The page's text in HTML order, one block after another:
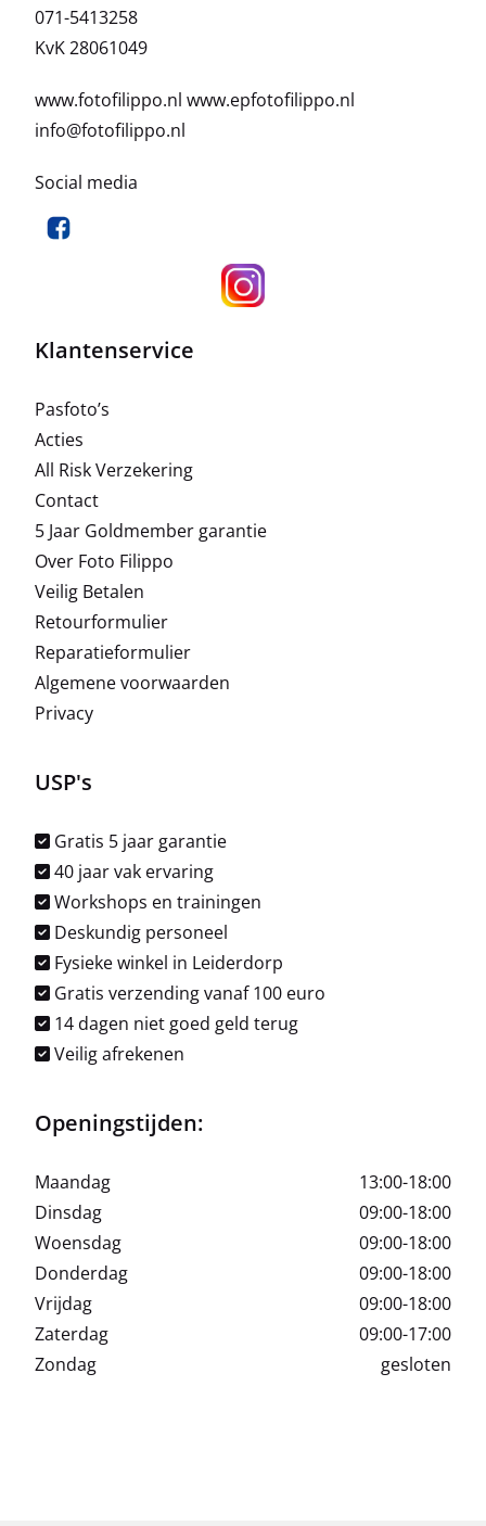
071-5413258
KvK 28061049
www.fotofilippo.nlwww.epfotofilippo.nl
info@fotofilippo.nl
Social media
Klantenservice
Pasfoto’s
Acties
All Risk Verzekering
Contact
5 Jaar Goldmember garantie
Over Foto Filippo
Veilig Betalen
Retourformulier
Reparatieformulier
Algemene voorwaarden
Privacy
USP's
Gratis 5 jaar garantie
40 jaar vak ervaring
Workshops en trainingen
Deskundig personeel
Fysieke winkel in Leiderdorp
Gratis verzending vanaf 100 euro
14 dagen niet goed geld terug
Veilig afrekenen
Openingstijden:
Maandag
13:00-18:00
Dinsdag
09:00-18:00
Woensdag
09:00-18:00
Donderdag
09:00-18:00
Vrijdag
09:00-18:00
Zaterdag
09:00-17:00
Zondag
gesloten